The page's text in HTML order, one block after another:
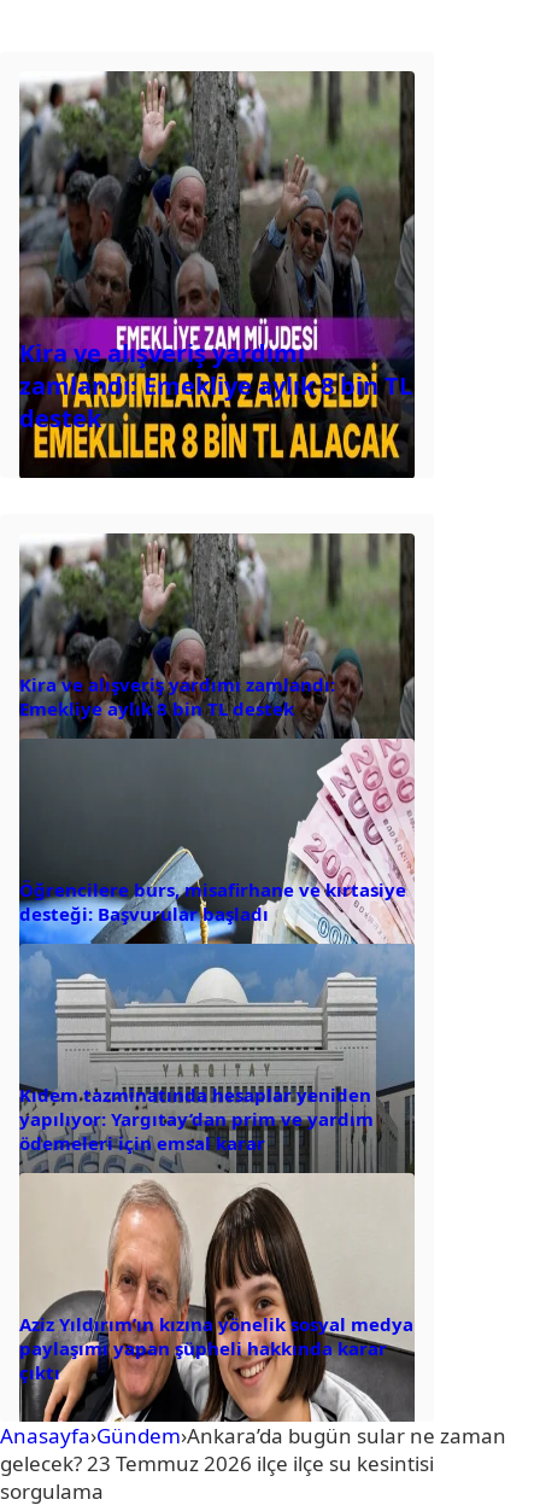
Kira ve alışveriş yardımı
zamlandı: Emekliye aylık 8 bin TL
destek
Kira ve alışveriş yardımı zamlandı:
Emekliye aylık 8 bin TL destek
Öğrencilere burs, misafirhane ve kırtasiye
desteği: Başvurular başladı
Kıdem tazminatında hesaplar yeniden
yapılıyor: Yargıtay’dan prim ve yardım
ödemeleri için emsal karar
Aziz Yıldırım’ın kızına yönelik sosyal medya
paylaşımı yapan şüpheli hakkında karar
çıktı
Anasayfa›Gündem›Ankara’da bugün sular ne zaman
gelecek? 23 Temmuz 2026 ilçe ilçe su kesintisi
sorgulama